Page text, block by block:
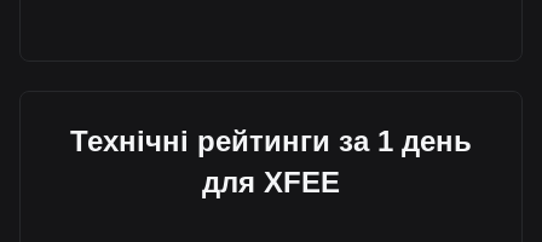
Технічні рейтинги за 1 день
для XFEE